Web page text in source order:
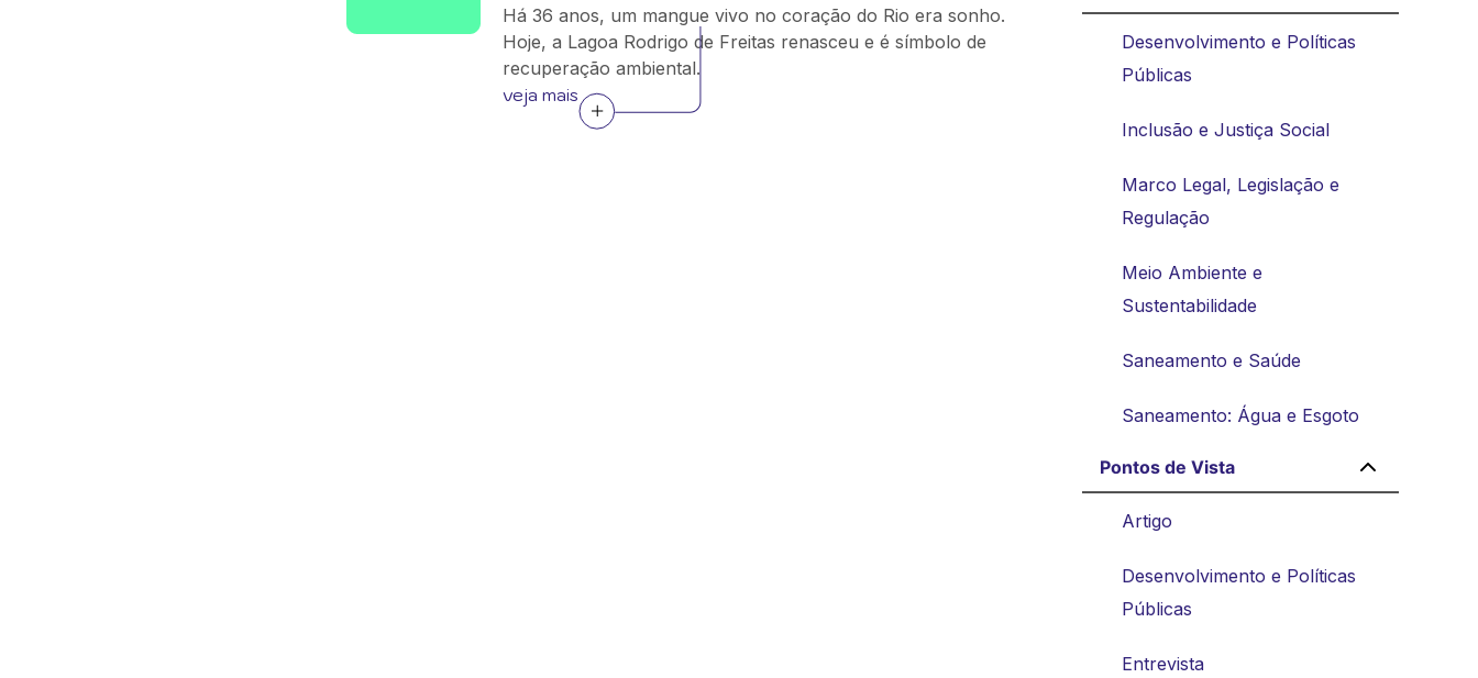
Há 36 anos, um mangue vivo no coração do Rio era sonho.
Hoje, a Lagoa Rodrigo de Freitas renasceu e é símbolo de
recuperação ambiental.
veja mais
Desenvolvimento e Políticas
Públicas
Inclusão e Justiça Social
Marco Legal, Legislação e
Regulação
Meio Ambiente e
Sustentabilidade
Saneamento e Saúde
Saneamento: Água e Esgoto
Pontos de Vista
Artigo
Desenvolvimento e Políticas
Públicas
Entrevista